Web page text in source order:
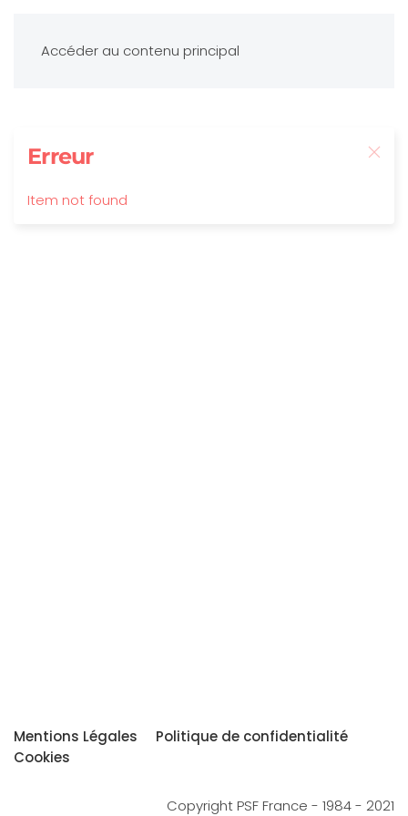
Accéder au contenu principal
Erreur
Item not found
Mentions Légales
Politique de confidentialité
Cookies
Copyright PSF France - 1984 - 2021